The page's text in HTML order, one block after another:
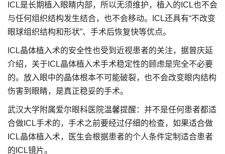
ICL是长期植入眼睛内部，所以无须维护，植入的ICL也不会
与任何组织结构发生结合，也不会移动。ICL还具有“不改变
眼球组织结构和形状”、手术后恢复快等优点。
ICL晶体植入术的安全性也受到近视患者的关注，据曾庆延
介绍，关于ICL晶体植入术手术稳定性的顾虑是完全不必要
的。放入眼中的晶体根本不可能破裂，也不会改变眼内结构
伤害到眼睛，是真正稳妥的手术。
武汉大学附属爱尔眼科医院温馨提醒：并不是任何患者都适
合做ICL手术的，手术之前要经过仔细的检查，如果适合做
ICL晶体植入术，医生会根据患者的个人条件定制适合患者
的ICL镜片。